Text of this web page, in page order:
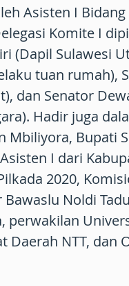
Asisten I
Komite I
(Dapil Sulawesi
tuan rumah),
dan Senator
Hadir juga
Mbiliyora, Bupati
I dari
2020,
Noldi
perwakilan
Daerah NTT, dan